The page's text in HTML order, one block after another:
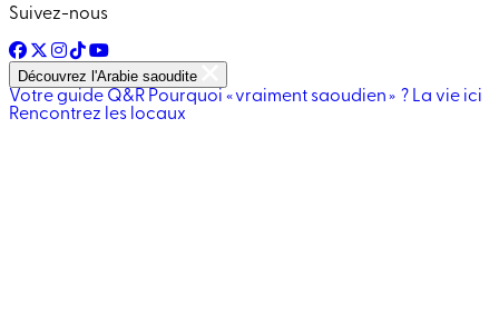
Suivez-nous
Découvrez l'Arabie saoudite
Votre guide Q&R Pourquoi « vraiment saoudien » ? La vie ici
Rencontrez les locaux